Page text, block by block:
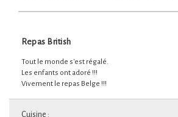
Repas British
Tout le monde s'est régalé.
Les enfants ont adoré !!!
Vivement le repas Belge !!!
Cuisine :